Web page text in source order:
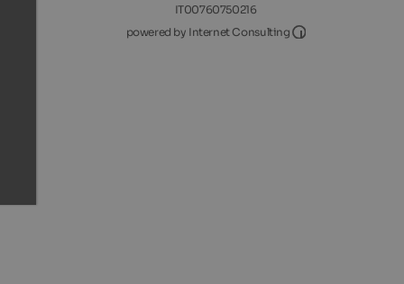
IT00760750216
powered by Internet Consulting
Internet